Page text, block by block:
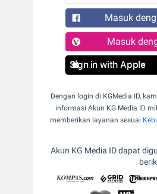
Masuk
Masuk
Sign in with Apple
Dengan login di KGMedia ID,
informasi Akun KG Media ID
memberikan layanan sesuai
Akun KG Media ID dapat